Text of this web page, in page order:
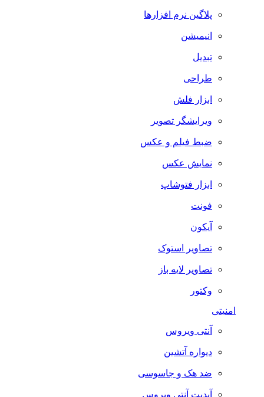
پلاگین نرم افزارها
انیمیشن
تبدیل
طراحی
ابزار فلش
ویرایشگر تصویر
ضبط فيلم و عكس
نمایش عکس
ابزار فتوشاپ
فونت
آیکون
تصاویر استوک
تصاویر لایه باز
وکتور
آنتی ویروس
دیواره آتشین
ضد هک و جاسوسی
آپدیت آنتی ویروس